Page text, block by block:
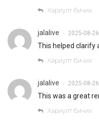
Хариулт бичих
jalalive • 2025-08-
This helped clarify
Хариулт бичих
jalalive • 2025-08-
This was a great
Хариулт бичих